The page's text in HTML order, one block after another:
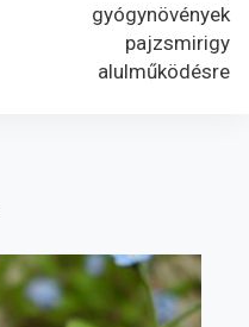
gyógynövények
pajzsmirigy
alulműködésre